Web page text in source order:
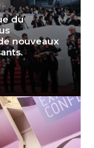
du
nouveaux